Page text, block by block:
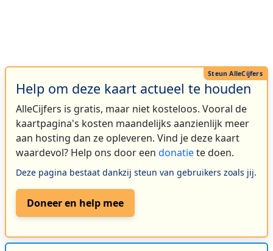
Help om deze kaart actueel te houden
AlleCijfers is gratis, maar niet kosteloos. Vooral de
kaartpagina's kosten maandelijks aanzienlijk meer
aan hosting dan ze opleveren. Vind je deze kaart
waardevol? Help ons door een donatiete doen.
Deze pagina bestaat dankzij steun van gebruikers zoals jij.
Doneer en help mee